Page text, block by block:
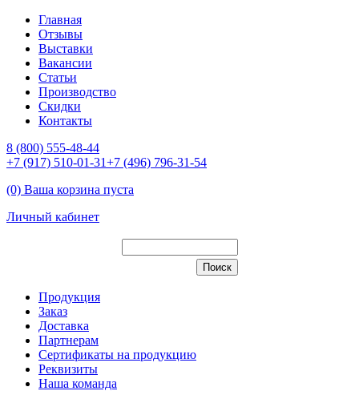
Главная
Отзывы
Выставки
Вакансии
Статьи
Производство
Скидки
Контакты
8 (800) 555-48-44
+7 (917) 510-01-31+7 (496) 796-31-54
(0) Ваша корзина пуста
Личный кабинет
Продукция
Заказ
Доставка
Партнерам
Сертификаты на продукцию
Реквизиты
Наша команда